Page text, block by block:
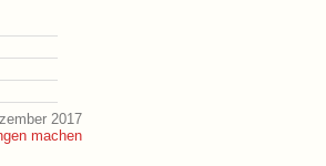
2017